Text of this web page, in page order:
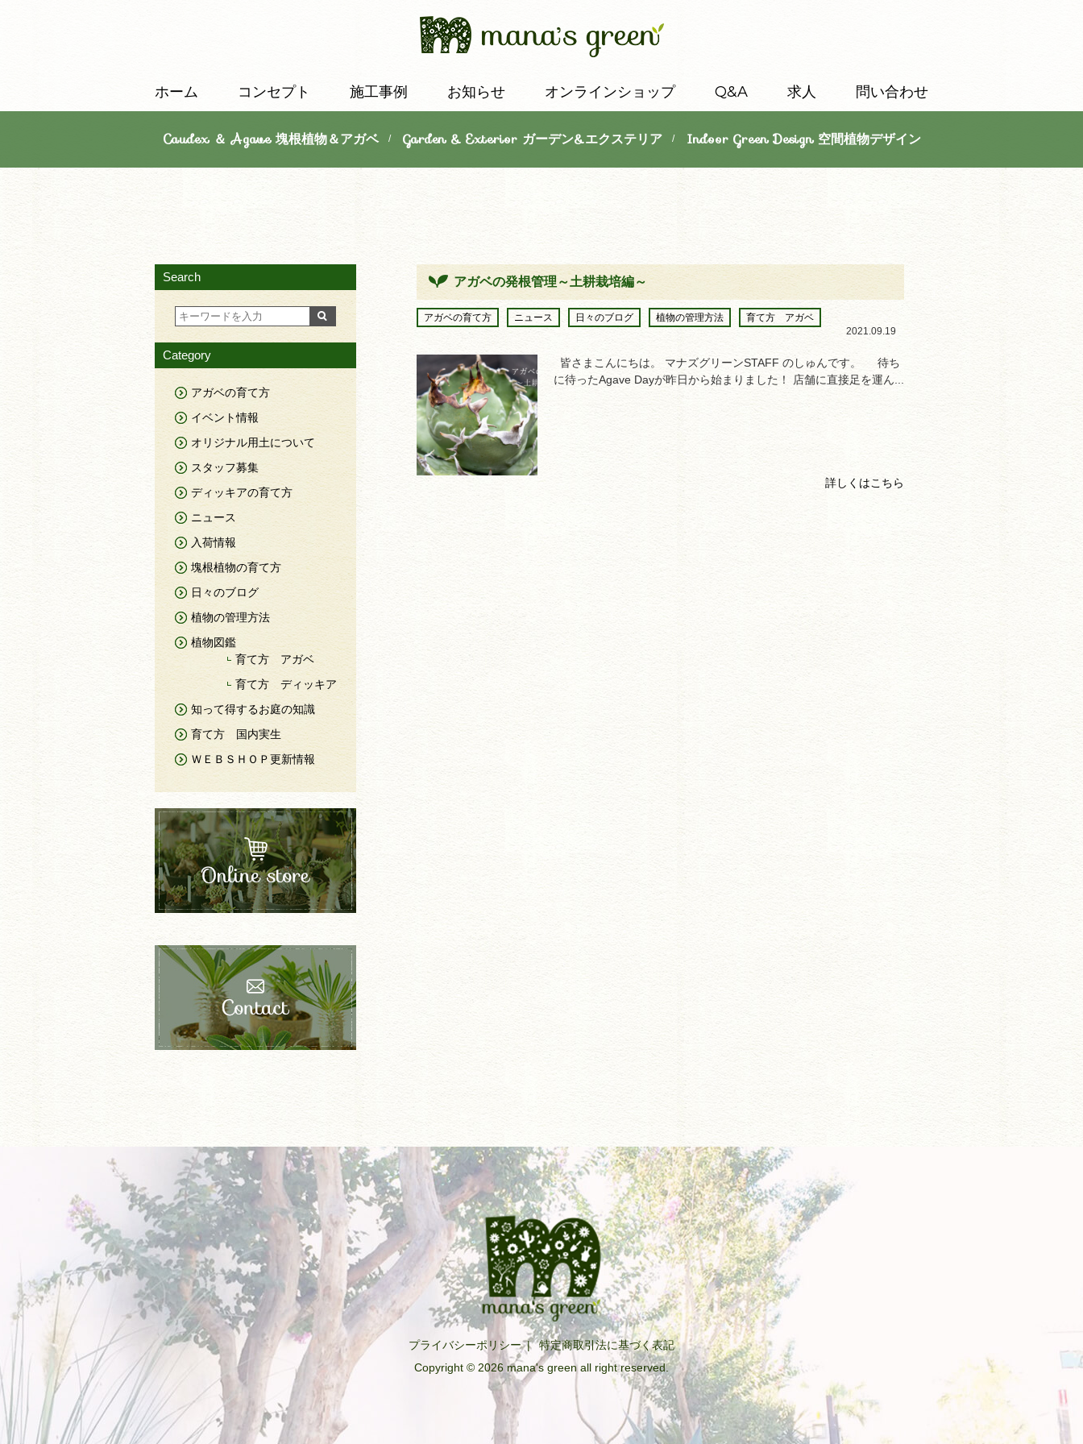
ホーム コンセプト 施工事例 お知らせ オンラインショップ Q&A 求人 問い合わせ
Caudex ＆ Agave 塊根植物＆アガベ/ Garden & Exterior ガーデン&エクステリア/ Indoor Green Design 空間植物デザイン
アガベの発根管理～土耕栽培編～
2021.09.19
アガベの育て方 ニュース 日々のブログ 植物の管理方法 育て方 アガベ
皆さまこんにちは。 マナズグリーンSTAFF のしゅんです。 待ち
に待ったAgave Dayが昨日から始まりました！ 店舗に直接足を運ん...
詳しくはこちら
Search
Category
アガベの育て方
イベント情報
オリジナル用土について
スタッフ募集
ディッキアの育て方
ニュース
入荷情報
塊根植物の育て方
日々のブログ
植物の管理方法
植物図鑑
育て方 アガベ
育て方 ディッキア
知って得するお庭の知識
育て方 国内実生
ＷＥＢＳＨＯＰ更新情報
プライバシーポリシー|特定商取引法に基づく表記
Copyright © 2026 mana's green all right reserved.